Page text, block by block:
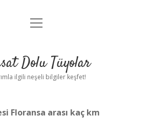
Gizlilik Politikası
Yasal Uyarı
menüyü
Dolu Tüyolar
ilgili neşeli bilgiler keşfet!
Floransa arası kaç km